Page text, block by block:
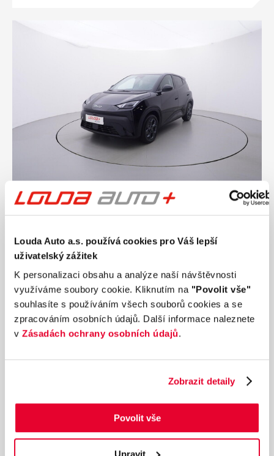
Louda Auto a.s. používá cookies pro Váš lepší
uživatelský zážitek
K personalizaci obsahu a analýze naší návštěvnosti
využíváme soubory cookie. Kliknutím na "Povolit vše"
souhlasíte s používáním všech souborů cookies a se
zpracováním osobních údajů. Další informace naleznete
v Zásadách ochrany osobních údajů.
Zobrazit detaily
Povolit vše
Upravit
Ročník2026
BYD Dolphin Surf Comfort 115 kW
0 km
115 kW
Palivo
Elektřina
Automatická
665 000 Kčs DPH
Přidat k porovnání